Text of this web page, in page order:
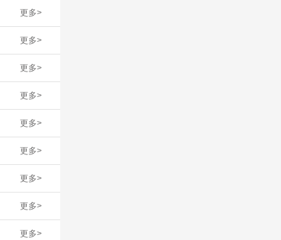
更多>
更多>
更多>
更多>
更多>
更多>
更多>
更多>
更多>